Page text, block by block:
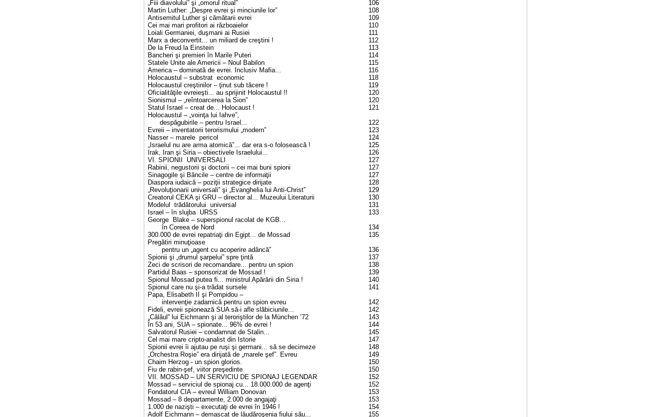
„Fiii diavolului” şi „omorul ritual”
106
Martin Luther: „Despre evrei şi minciunile lor”
108
Antisemitul Luther şi cămătarii evrei
109
Cei mai mari profitori ai războaielor
110
Loiali Germaniei, duşmani ai Rusiei
111
Marx a deconvertit... un miliard de creştini !
112
De la Freud la Einstein
113
Bancheri şi premieri în Marile Puteri
114
Statele Unite ale Americii – Noul Babilon
115
America – dominată de evrei. Inclusiv Mafia...
116
Holocaustul – substrat economic
118
Holocaustul creştinilor – ţinut sub tăcere !
119
Oficialităţile evreieşti... au sprijinit Holocaustul !!
120
Sionismul – „reîntoarcerea la Sion”
120
Statul Israel – creat de... Holocaust !
121
Holocaustul – „voinţa lui Iahve”,
despăgubirile – pentru Israel...
122
Evreii – inventatorii terorismului „modern”
123
Nasser – marele pericol
124
„Israelul nu are arma atomică”... dar era s-o folosească !
125
Irak, Iran şi Siria – obiectivele Israelului...
126
VI. SPIONII UNIVERSALI
127
Rabinii, negustorii şi doctorii – cei mai buni spioni
127
Sinagogile şi Băncile – centre de informaţii
127
Diaspora iudaică – poziţii strategice dirijate
128
„Revoluţionarii universali” şi „Evanghelia lui Anti-Christ”
129
Creatorul CEKA şi GRU – director al... Muzeului Literaturii
130
Modelul trădătorului universal
131
Israel – în slujba URSS
133
George Blake – superspionul racolat de KGB...
în Coreea de Nord
134
300.000 de evrei repatriaţi din Egipt... de Mossad
135
Pregătiri minuţioase
pentru un „agent cu acoperire adâncă”
136
Spionii şi „drumul şarpelui” spre ţintă
137
Zeci de scrisori de recomandare... pentru un spion
138
Partidul Baas – sponsorizat de Mossad !
139
Spionul Mossad putea fi... ministrul Apărării din Siria !
140
Spionul care nu şi-a trădat sursele
141
Papa, Elisabeth II şi Pompidou –
intervenţie zadarnică pentru un spion evreu
142
Fideli, evreii spionează SUA să-i afle slăbiciunile...
142
„Călăul” lui Eichmann şi al teroriştilor de la München ’72
143
În 53 ani, SUA – spionate... 96% de evrei !
144
Salvatorul Rusiei – condamnat de Stalin...
145
Cel mai mare cripto-analist din Istorie
147
Spionii evrei îi ajutau pe ruşi şi germani... să se decimeze
148
„Orchestra Roşie” era dirijată de „marele şef”. Evreu
149
Chaim Herzog - un spion glorios.
150
Fiu de rabin-şef, viitor preşedinte
150
VII. MOSSAD – UN SERVICIU DE SPIONAJ LEGENDAR
152
Mossad – serviciul de spionaj cu... 18.000.000 de agenţi
152
Fondatorul CIA – evreul William Donovan
153
Mossad – 8 departamente, 2.000 de angajaţi
153
1.000 de nazişti – executaţi de evrei în 1946 !
154
Adolf Eichmann – demascat de lăudăroşenia fiului său...
155